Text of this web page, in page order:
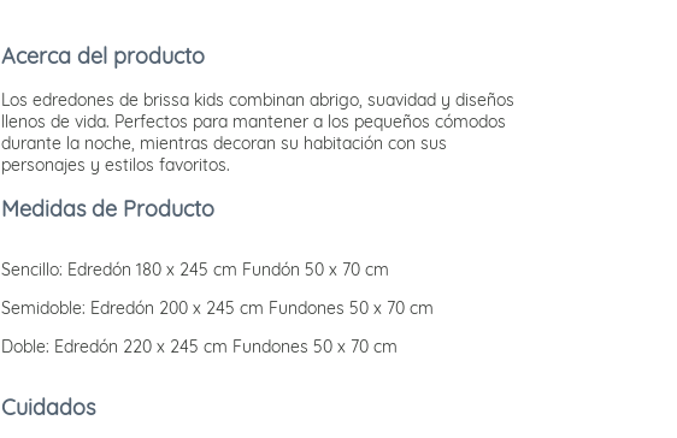
Acerca del producto
Los edredones de brissa kids combinan abrigo, suavidad y diseños
llenos de vida. Perfectos para mantener a los pequeños cómodos
durante la noche, mientras decoran su habitación con sus
personajes y estilos favoritos.
Medidas de Producto
Sencillo: Edredón 180 x 245 cm Fundón 50 x 70 cm
Semidoble: Edredón 200 x 245 cm Fundones 50 x 70 cm
Doble: Edredón 220 x 245 cm Fundones 50 x 70 cm
Cuidados